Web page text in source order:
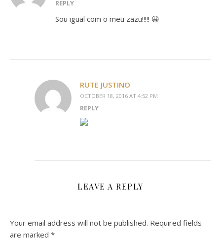
REPLY
Sou igual com o meu zazu!!!!! 😀
RUTE JUSTINO
OCTOBER 18, 2016 AT 4:52 PM
REPLY
LEAVE A REPLY
Your email address will not be published. Required fields
are marked *